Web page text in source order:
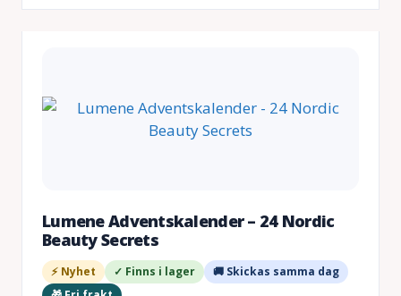
Lumene Adventskalender – 24 Nordic
Beauty Secrets
⚡ Nyhet ✓ Finns i lager
🚚 Skickas samma dag